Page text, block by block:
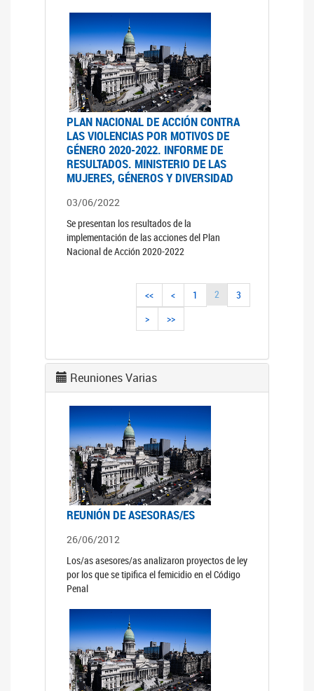
PLAN NACIONAL DE ACCIÓN CONTRA
LAS VIOLENCIAS POR MOTIVOS DE
GÉNERO 2020-2022. INFORME DE
RESULTADOS. MINISTERIO DE LAS
MUJERES, GÉNEROS Y DIVERSIDAD
03/06/2022
Se presentan los resultados de la
implementación de las acciones del Plan
Nacional de Acción 2020-2022
<< < 1 2
3
>
>>
Reuniones Varias
REUNIÓN DE ASESORAS/ES
26/06/2012
Los/as asesores/as analizaron proyectos de ley
por los que se tipifica el femicidio en el Código
Penal